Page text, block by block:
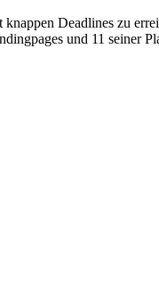
Deadlines zu
und 11 seiner